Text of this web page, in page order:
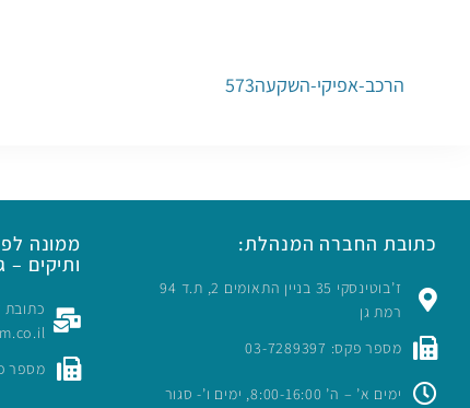
הרכב-אפיקי-השקעה573
כתובת החברה המנהלת:
ז’בוטינסקי 35 בניין התאומים 2, ת.ד 94
רמת גן
מספר פקס: 03-7289397
ימים א’ – ה’ 8:00-16:00, ימים ו’- סגור
ממונה
ותיקים –
מספר פקס: